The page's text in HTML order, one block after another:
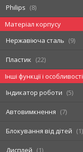
Philips
8
Матеріал корпусу
Нержавіюча сталь
9
Пластик
22
Інші функції і особливості
Індикатор роботи
5
Автовимкнення 7
Блокування від дітей 1
Дисплей 1